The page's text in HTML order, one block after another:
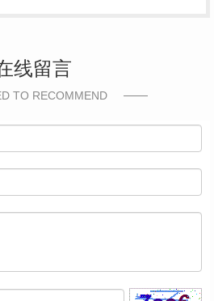
线留言
TO RECOMMEND